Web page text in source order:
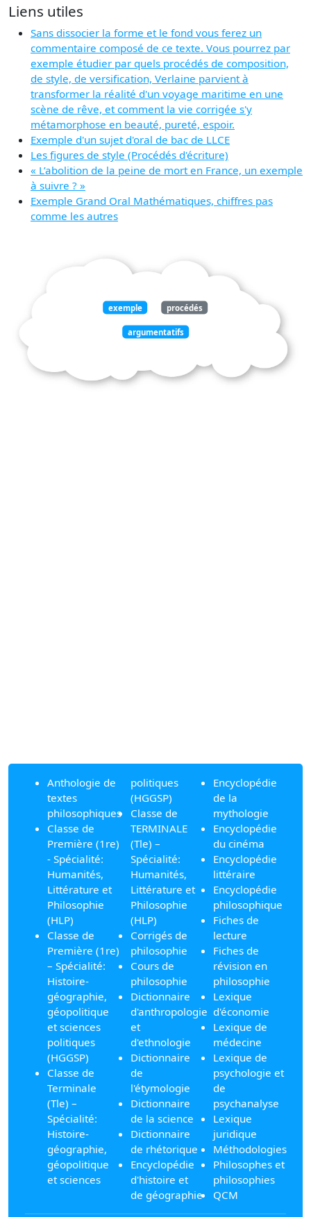
Liens utiles
Sans dissocier la forme et le fond vous ferez un
commentaire composé de ce texte. Vous pourrez par
exemple étudier par quels procédés de composition,
de style, de versification, Verlaine parvient à
transformer la réalité d'un voyage maritime en une
scène de rêve, et comment la vie corrigée s'y
métamorphose en beauté, pureté, espoir.
Exemple d'un sujet d'oral de bac de LLCE
Les figures de style (Procédés d'écriture)
« L’abolition de la peine de mort en France, un exemple
à suivre ? »
Exemple Grand Oral Mathématiques, chiffres pas
comme les autres
exemple procédés
argumentatifs
Anthologie de
textes
philosophiques
Classe de
Première (1re)
- Spécialité:
Humanités,
Littérature et
Philosophie
(HLP)
Classe de
Première (1re)
– Spécialité:
Histoire-
géographie,
géopolitique
et sciences
politiques
(HGGSP)
Classe de
Terminale
(Tle) –
Spécialité:
Histoire-
géographie,
géopolitique
et sciences
politiques
(HGGSP)
Classe de
TERMINALE
(Tle) –
Spécialité:
Humanités,
Littérature et
Philosophie
(HLP)
Corrigés de
philosophie
Cours de
philosophie
Dictionnaire
d'anthropologie
et
d'ethnologie
Dictionnaire
de
l'étymologie
Dictionnaire
de la science
Dictionnaire
de rhétorique
Encyclopédie
d'histoire et
de géographie
Encyclopédie
de la
mythologie
Encyclopédie
du cinéma
Encyclopédie
littéraire
Encyclopédie
philosophique
Fiches de
lecture
Fiches de
révision en
philosophie
Lexique
d'économie
Lexique de
médecine
Lexique de
psychologie et
de
psychanalyse
Lexique
juridique
Méthodologies
Philosophes et
philosophies
QCM